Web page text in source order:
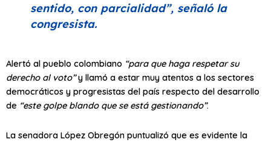
sentido, con parcialidad”, señaló la
congresista.
Alertó al pueblo colombiano “para que haga respetar su
derecho al voto”y llamó a estar muy atentos a los sectores
democráticos y progresistas del país respecto del desarrollo
de “este golpe blando que se está gestionando”.
La senadora López Obregón puntualizó que es evidente la